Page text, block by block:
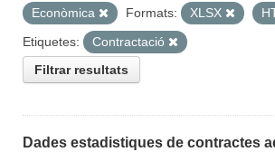
Econòmica
Formats: XLSX
Etiquetes:
Contractació
Filtrar resultats
Dades estadistiques de contractes